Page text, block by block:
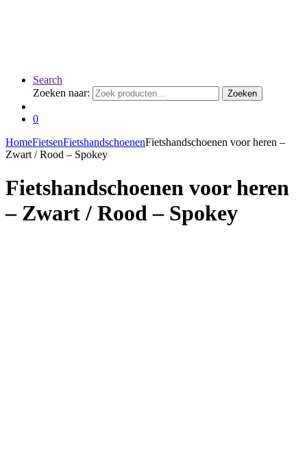
Search
Zoeken naar:
Zoeken
0
HomeFietsenFietshandschoenenFietshandschoenen voor heren –
Zwart / Rood – Spokey
Fietshandschoenen voor heren
– Zwart / Rood – Spokey